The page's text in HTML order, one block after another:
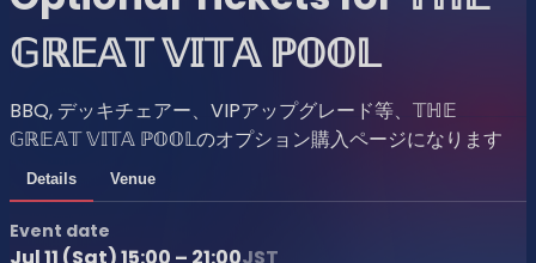
𝔾ℝ𝔼𝔸𝕋 𝕍𝕀𝕋𝔸 ℙ𝕆𝕆𝕃
BBQ, デッキチェアー、VIPアップグレード等、𝕋ℍ𝔼
𝔾ℝ𝔼𝔸𝕋 𝕍𝕀𝕋𝔸 ℙ𝕆𝕆𝕃のオプション購入ページになります
Details Venue
Event date